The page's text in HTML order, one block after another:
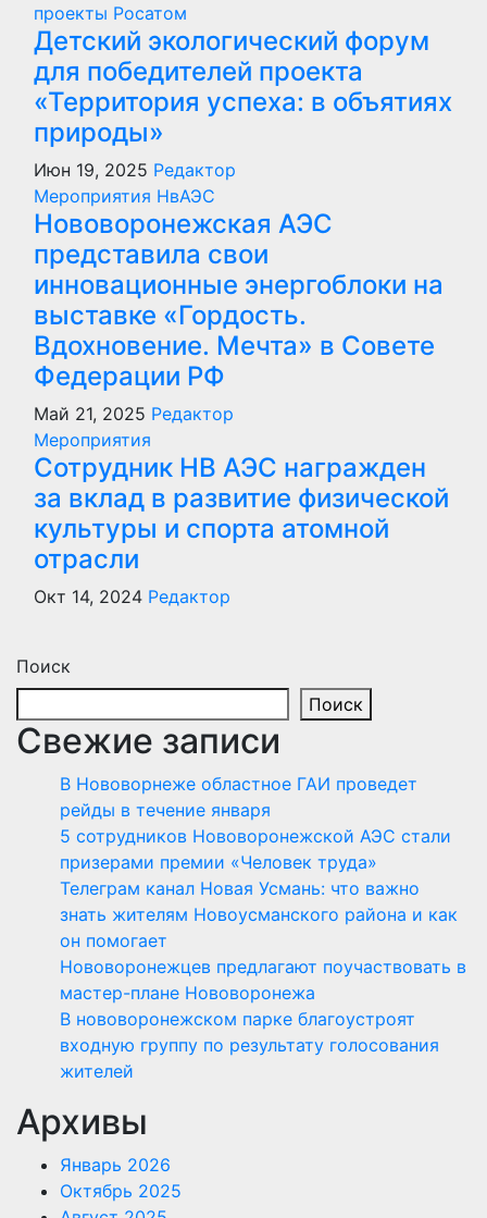
проекты Росатом
Детский экологический форум
для победителей проекта
«Территория успеха: в объятиях
природы»
Июн 19, 2025 Редактор
Мероприятия НвАЭС
Нововоронежская АЭС
представила свои
инновационные энергоблоки на
выставке «Гордость.
Вдохновение. Мечта» в Совете
Федерации РФ
Май 21, 2025 Редактор
Мероприятия
Сотрудник НВ АЭС награжден
за вклад в развитие физической
культуры и спорта атомной
отрасли
Окт 14, 2024 Редактор
Поиск
Поиск
Свежие записи
В Нововорнеже областное ГАИ проведет
рейды в течение января
5 сотрудников Нововоронежской АЭС стали
призерами премии «Человек труда»
Телеграм канал Новая Усмань: что важно
знать жителям Новоусманского района и как
он помогает
Нововоронежцев предлагают поучаствовать в
мастер-плане Нововоронежа
В нововоронежском парке благоустроят
входную группу по результату голосования
жителей
Архивы
Январь 2026
Октябрь 2025